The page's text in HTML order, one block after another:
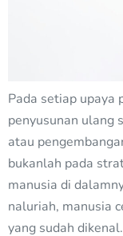
Pada setiap
penyusunan ulang
atau
bukanlah pada
manusia di
naluriah, manusia
yang sudah